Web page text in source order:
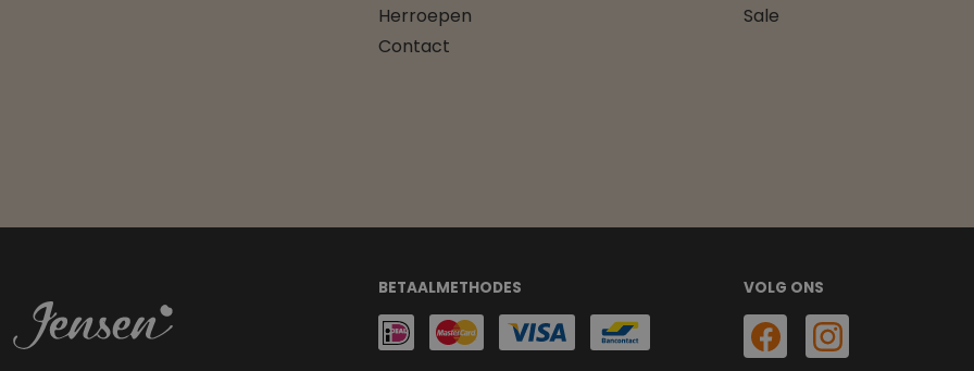
Herroepen
Contact
Sale
BETAALMETHODES VOLG ONS